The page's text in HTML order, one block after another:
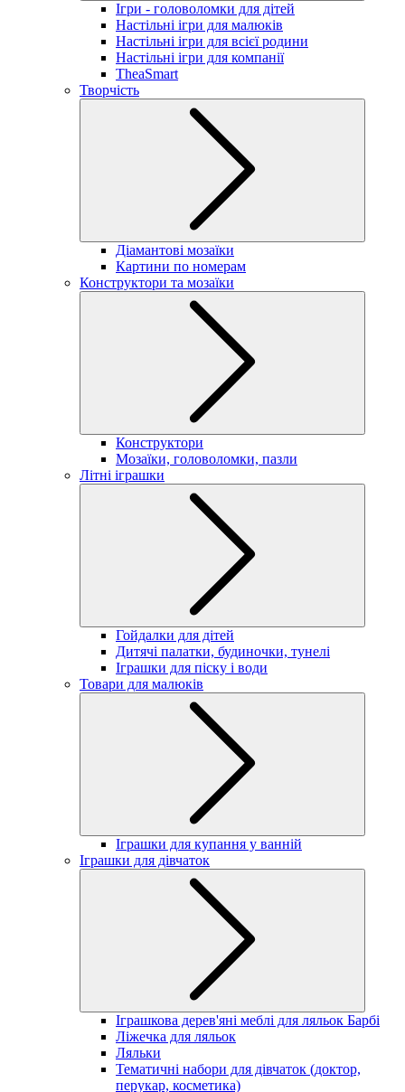
Ігри - головоломки для дітей
Настільні ігри для малюків
Настільні ігри для всієї родини
Настільні ігри для компанії
TheaSmart
Творчість
Діамантові мозаїки
Картини по номерам
Конструктори та мозаїки
Конструктори
Мозаїки, головоломки, пазли
Літні іграшки
Гойдалки для дітей
Дитячі палатки, будиночки, тунелі
Іграшки для піску і води
Товари для малюків
Іграшки для купання у ванній
Іграшки для дівчаток
Іграшкова дерев'яні меблі для ляльок Барбі
Ліжечка для ляльок
Ляльки
Тематичні набори для дівчаток (доктор,
перукар, косметика)